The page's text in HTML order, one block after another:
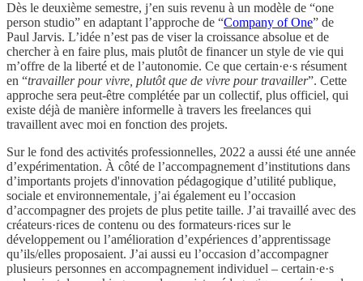
Dès le deuxième semestre, j’en suis revenu à un modèle de “one
person studio” en adaptant l’approche de “Company of One” de
Paul Jarvis. L’idée n’est pas de viser la croissance absolue et de
chercher à en faire plus, mais plutôt de financer un style de vie qui
m’offre de la liberté et de l’autonomie. Ce que certain·e·s résument
en “travailler pour vivre, plutôt que de vivre pour travailler”. Cette
approche sera peut-être complétée par un collectif, plus officiel, qui
existe déjà de manière informelle à travers les freelances qui
travaillent avec moi en fonction des projets.
Sur le fond des activités professionnelles, 2022 a aussi été une année
d’expérimentation. À côté de l’accompagnement d’institutions dans
d’importants projets d'innovation pédagogique d’utilité publique,
sociale et environnementale, j’ai également eu l’occasion
d’accompagner des projets de plus petite taille. J’ai travaillé avec des
créateurs·rices de contenu ou des formateurs·rices sur le
développement ou l’amélioration d’expériences d’apprentissage
qu’ils/elles proposaient. J’ai aussi eu l’occasion d’accompagner
plusieurs personnes en accompagnement individuel – certain·e·s